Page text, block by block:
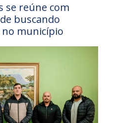
se reúne com
buscando
município